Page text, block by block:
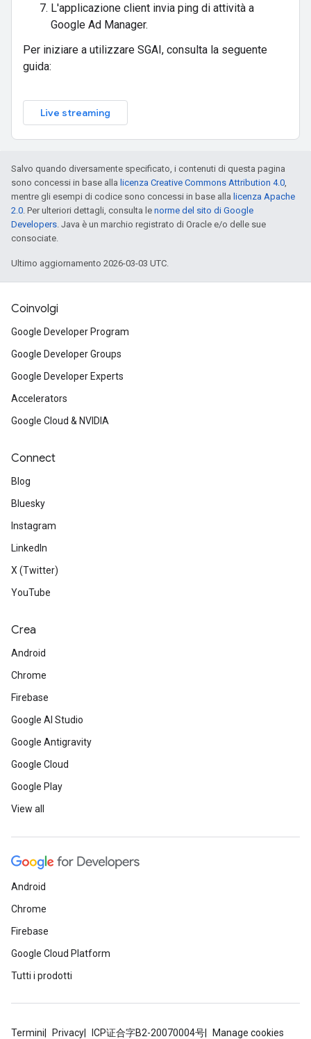
L'applicazione client invia ping di attività a
Google Ad Manager.
Per iniziare a utilizzare SGAI, consulta la seguente
guida:
Live streaming
Salvo quando diversamente specificato, i contenuti di questa pagina
sono concessi in base alla licenza Creative Commons Attribution 4.0
mentre gli esempi di codice sono concessi in base alla licenza Apache
2.0 . Per ulteriori dettagli, consulta le norme del sito di Google
Developers . Java è un marchio registrato di Oracle e/o delle sue
consociate.
Ultimo aggiornamento 2026-03-03 UTC.
Coinvolgi
Google Developer Program
Google Developer Groups
Google Developer Experts
Accelerators
Google Cloud & NVIDIA
Connect
Blog
Bluesky
Instagram
LinkedIn
X (Twitter)
YouTube
Crea
Android
Chrome
Firebase
Google AI Studio
Google Antigravity
Google Cloud
Google Play
View all
Android
Chrome
Firebase
Google Cloud Platform
Tutti i prodotti
Termini Privacy ICP证合字B2-20070004号 Manage cookies